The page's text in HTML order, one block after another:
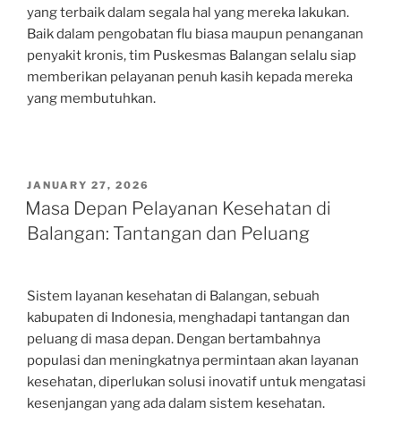
yang terbaik dalam segala hal yang mereka lakukan.
Baik dalam pengobatan flu biasa maupun penanganan
penyakit kronis, tim Puskesmas Balangan selalu siap
memberikan pelayanan penuh kasih kepada mereka
yang membutuhkan.
POSTED
ON
JANUARY 27, 2026
Masa Depan Pelayanan Kesehatan di
Balangan: Tantangan dan Peluang
Sistem layanan kesehatan di Balangan, sebuah
kabupaten di Indonesia, menghadapi tantangan dan
peluang di masa depan. Dengan bertambahnya
populasi dan meningkatnya permintaan akan layanan
kesehatan, diperlukan solusi inovatif untuk mengatasi
kesenjangan yang ada dalam sistem kesehatan.